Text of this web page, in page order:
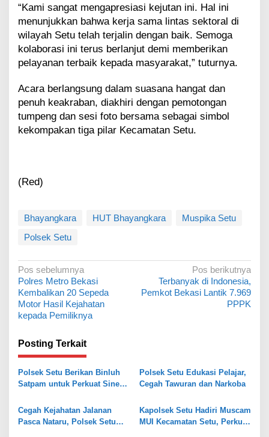
“Kami sangat mengapresiasi kejutan ini. Hal ini
menunjukkan bahwa kerja sama lintas sektoral di
wilayah Setu telah terjalin dengan baik. Semoga
kolaborasi ini terus berlanjut demi memberikan
pelayanan terbaik kepada masyarakat,” tuturnya.
Acara berlangsung dalam suasana hangat dan
penuh keakraban, diakhiri dengan pemotongan
tumpeng dan sesi foto bersama sebagai simbol
kekompakan tiga pilar Kecamatan Setu.
(Red)
Bhayangkara HUT Bhayangkara
Muspika Setu
Polsek Setu
N
a
v
i
g
a
s
i
p
o
Pos sebelumnya
Polres Metro Bekasi
Kembalikan 20 Sepeda
Motor Hasil Kejahatan
kepada Pemiliknya
Pos berikutnya
Terbanyak di Indonesia,
Pemkot Bekasi Lantik 7.969
PPPK
Posting Terkait
Polsek Setu Berikan Binluh
Satpam untuk Perkuat Sinergi
Polsek Setu Edukasi Pelajar,
Cegah Tawuran dan Narkoba
Cegah Kejahatan Jalanan
Pasca Nataru, Polsek Setu
Kapolsek Setu Hadiri Muscam
MUI Kecamatan Setu, Perkuat